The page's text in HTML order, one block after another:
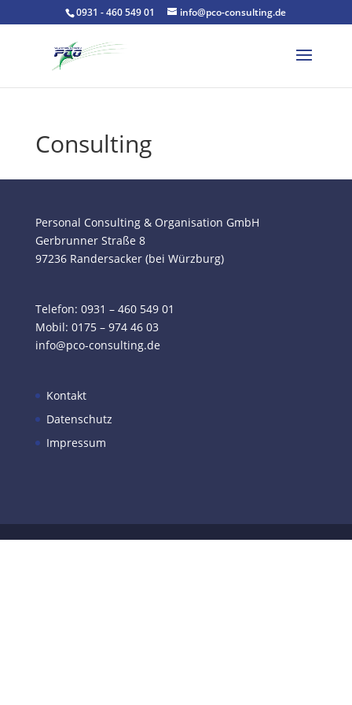
0931 - 460 549 01 info@pco-consulting.de
Consulting
Personal Consulting & Organisation GmbH
Gerbrunner Straße 8
97236 Randersacker (bei Würzburg)
Telefon: 0931 – 460 549 01
Mobil: 0175 – 974 46 03
info@pco-consulting.de
Kontakt
Datenschutz
Impressum